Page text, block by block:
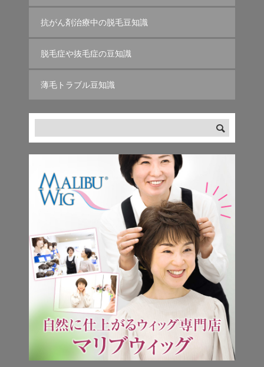
抗がん剤治療中の脱毛豆知識
脱毛症や抜毛症の豆知識
薄毛トラブル豆知識